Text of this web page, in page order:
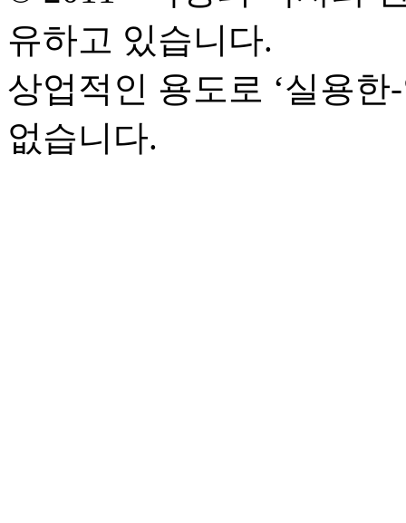
유하고 있습니다.
상업적인 용도로 ‘실용
없습니다.